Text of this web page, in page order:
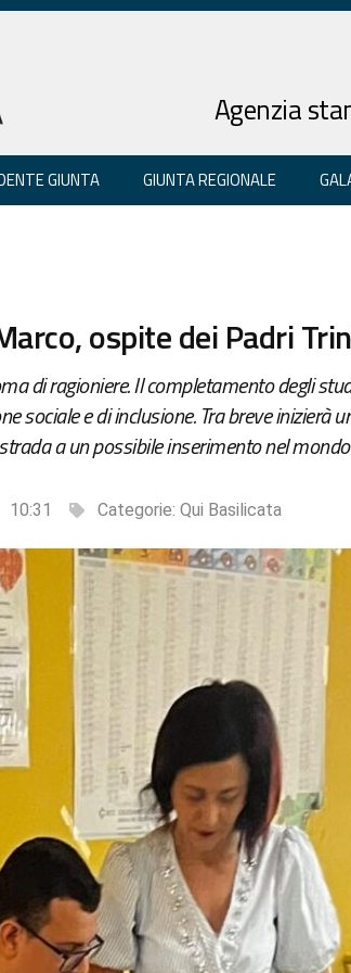
Agenzia
GIUNTA GIUNTA REGIONALE
ospite dei Padri
di ragioniere. Il completamento degli
sociale e di inclusione. Tra breve inizierà
a un possibile inserimento nel
10:31 Categorie: Qui Basilicata